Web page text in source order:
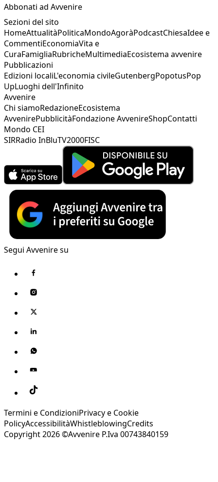
Abbonati ad Avvenire
Sezioni del sito
HomeAttualitàPoliticaMondoAgoràPodcastChiesaIdee e
CommentiEconomiaVita e
CuraFamigliaRubricheMultimediaEcosistema avvenire
Pubblicazioni
Edizioni localiL'economia civileGutenbergPopotusPop
UpLuoghi dell'Infinito
Avvenire
Chi siamoRedazioneEcosistema
AvvenirePubblicitàFondazione AvvenireShopContatti
Mondo CEI
SIRRadio InBluTV2000FISC
Segui Avvenire su
Termini e CondizioniPrivacy e Cookie
PolicyAccessibilitàWhistleblowingCredits
Copyright 2026 ©Avvenire P.Iva 00743840159